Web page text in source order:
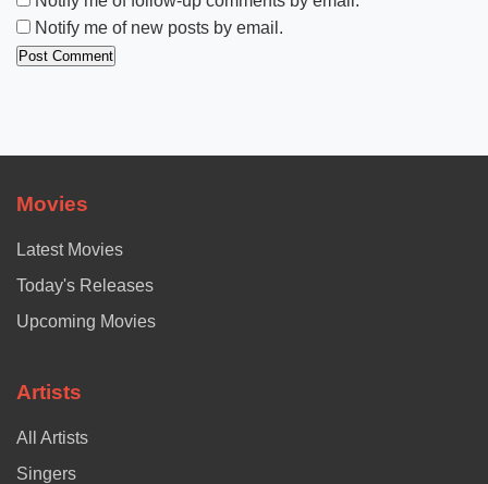
Notify me of new posts by email.
Movies
Latest Movies
Today's Releases
Upcoming Movies
Artists
All Artists
Singers